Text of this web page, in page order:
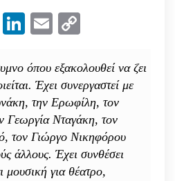
κρίση
επηρέασε
ανθρωπιά
μας
ViberLinkedIn
Email
όπου εξακολουθεί να ζει
Έχει συνεργαστεί με
την Ερωφίλη, τον
Γεωργία Νταγάκη, τον
τον Γιώργο Νικηφόρου
άλλους. Έχει συνθέσει
μουσική για θέατρο,